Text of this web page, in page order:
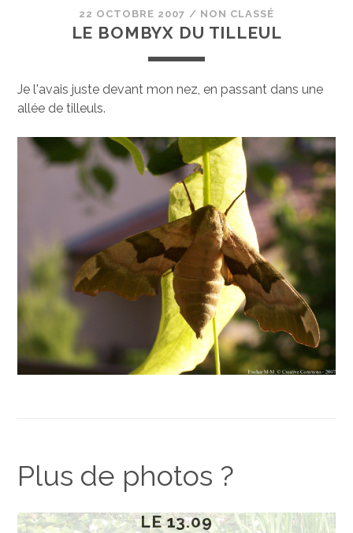
22 OCTOBRE 2007 / NON CLASSÉ
LE BOMBYX DU TILLEUL
Je l'avais juste devant mon nez, en passant dans une
allée de tilleuls.
Plus de photos ?
LE 13.09